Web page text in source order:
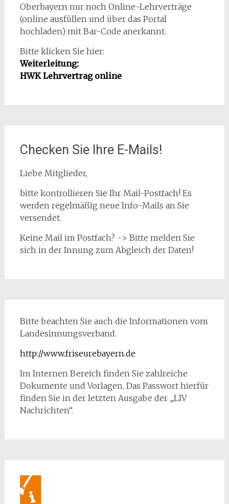
Oberbayern nur noch Online-Lehrverträge
(online ausfüllen und über das Portal
hochladen) mit Bar-Code anerkannt.
Bitte klicken Sie hier:
Weiterleitung:
HWK Lehrvertrag online
Checken Sie Ihre E-Mails!
Liebe Mitglieder,
bitte kontrollieren Sie Ihr Mail-Postfach! Es
werden regelmäßig neue Info-Mails an Sie
versendet.
Keine Mail im Postfach? -> Bitte melden Sie
sich in der Innung zum Abgleich der Daten!
Bitte beachten Sie auch die Informationen vom
Landesinnungsverband.
http://www.friseurebayern.de
Im Internen Bereich finden Sie zahlreiche
Dokumente und Vorlagen. Das Passwort hierfür
finden Sie in der letzten Ausgabe der „LIV
Nachrichten“.